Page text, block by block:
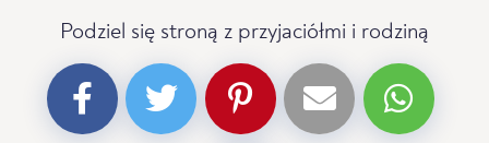
Podziel się stroną z przyjaciółmi i rodziną